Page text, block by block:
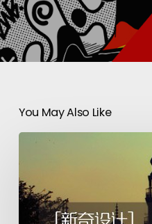
You May Also Like